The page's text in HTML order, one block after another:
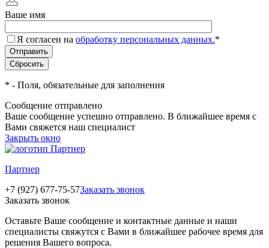
Ваше имя
Я согласен на обработку персональных данных.*
* - Поля, обязательные для заполнения
Сообщение отправлено
Ваше сообщение успешно отправлено. В ближайшее время с
Вами свяжется наш специалист
Закрыть окно
Партнер
+7 (927) 677-75-57Заказать звонок
Заказать звонок
Оставьте Ваше сообщение и контактные данные и наши
специалисты свяжутся с Вами в ближайшее рабочее время для
решения Вашего вопроса.